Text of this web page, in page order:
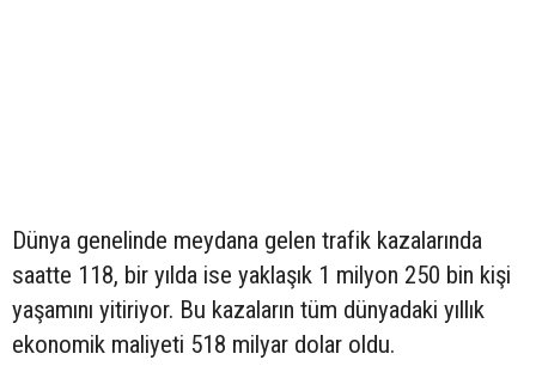
Dünya genelinde meydana gelen trafik kazalarında
saatte 118, bir yılda ise yaklaşık 1 milyon 250 bin kişi
yaşamını yitiriyor. Bu kazaların tüm dünyadaki yıllık
ekonomik maliyeti 518 milyar dolar oldu.